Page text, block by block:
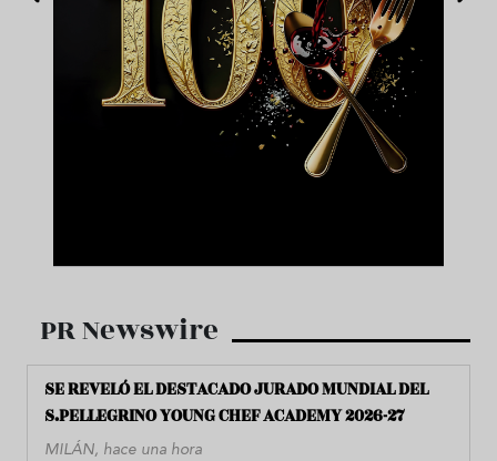
PR Newswire
SE REVELÓ EL DESTACADO JURADO MUNDIAL DEL
S.PELLEGRINO YOUNG CHEF ACADEMY 2026-27
MILÁN, hace una hora